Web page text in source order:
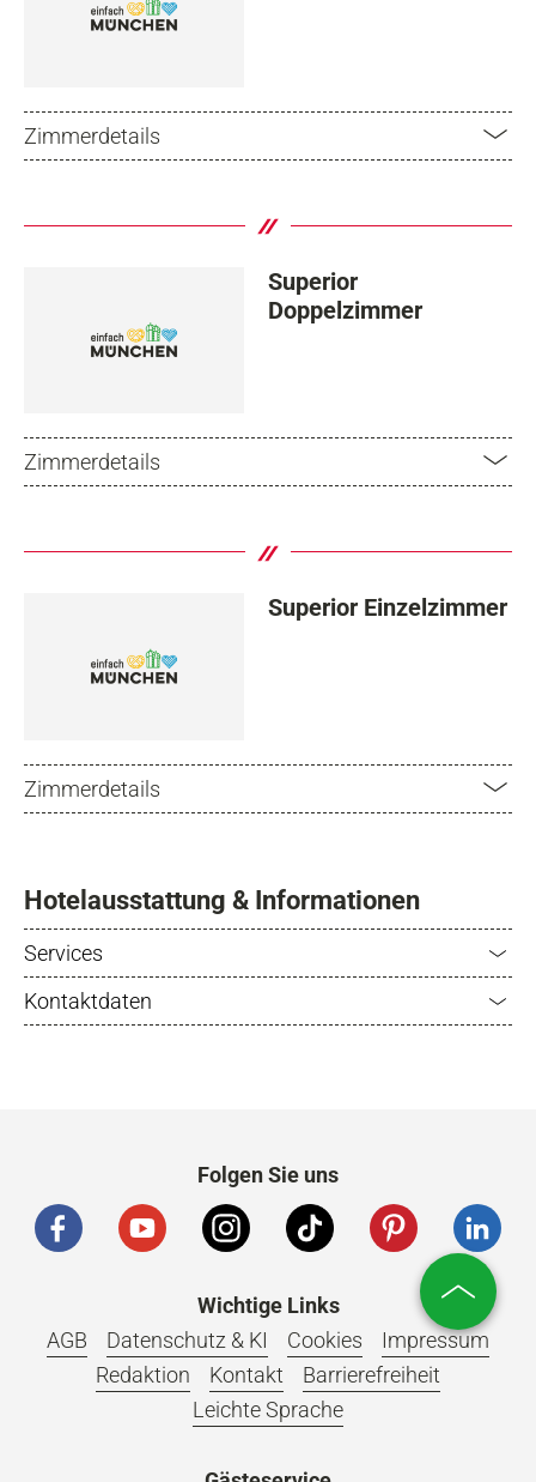
Zimmerdetails
Superior
Doppelzimmer
Zimmerdetails
Superior Einzelzimmer
Zimmerdetails
Hotelausstattung & Informationen
Services
Kontaktdaten
Folgen Sie uns
Wichtige Links
AGB
Datenschutz & KI Cookies
Impressum
Redaktion
Kontakt
Barrierefreiheit
Leichte Sprache